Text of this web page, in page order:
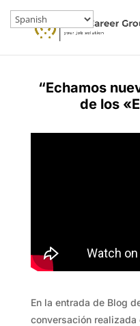
“Echamos
de los
En la entrada de Blog
conversación realizada